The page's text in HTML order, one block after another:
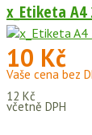
x_Etiketa A4
10 Kč
Vaše cena bez
12 Kč
včetně DPH